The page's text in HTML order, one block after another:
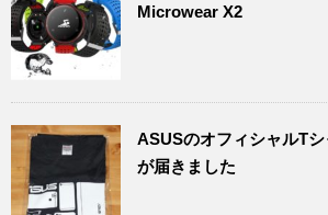
Microwear X2
ASUSのオフィシャルT
が届きました